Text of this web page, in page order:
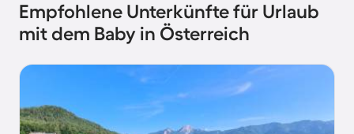
Empfohlene Unterkünfte für Urlaub
mit dem Baby in Österreich